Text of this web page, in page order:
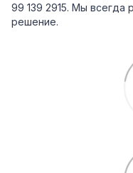
99 139 2915. Мы всегда
решение.